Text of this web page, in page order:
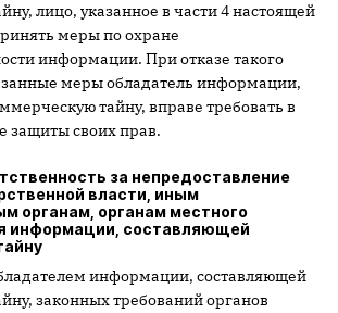
лицо, указанное в части 4 настоящей
меры по охране
информации. При отказе такого
меры обладатель информации,
тайну, вправе требовать в
защиты своих прав.
за непредоставление
власти, иным
органам, органам местного
информации, составляющей
информации, составляющей
законных требований органов